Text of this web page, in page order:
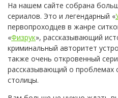
На нашем сайте собрана
сериалов. Это и легендарный «
первопроходцев в жанре
«Физрук», рассказывающий
криминальный авторитет
также очень откровенный
рассказывающий о проблемах
столицы.